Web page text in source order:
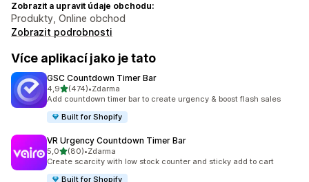
Zobrazit a upravit údaje obchodu:
Produkty, Online obchod
Zobrazit podrobnosti
Více aplikací jako je tato
GSC Countdown Timer Bar
4,9z 5 hvězd
(474)
Celkový počet recenzí: 474
•Zdarma
Add countdown timer bar to create urgency & boost flash sales
Built for Shopify
VR Urgency Countdown Timer Bar
5,0z 5 hvězd
(80)
Celkový počet recenzí: 80
•Zdarma
Create scarcity with low stock counter and sticky add to cart
Built for Shopify